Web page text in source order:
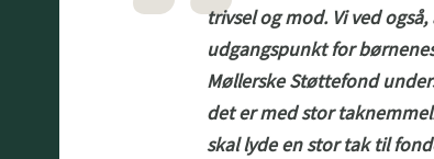
trivsel og mod. Vi ved
udgangspunkt for
Møllerske Støttefond
det er med stor
skal lyde en stor tak til